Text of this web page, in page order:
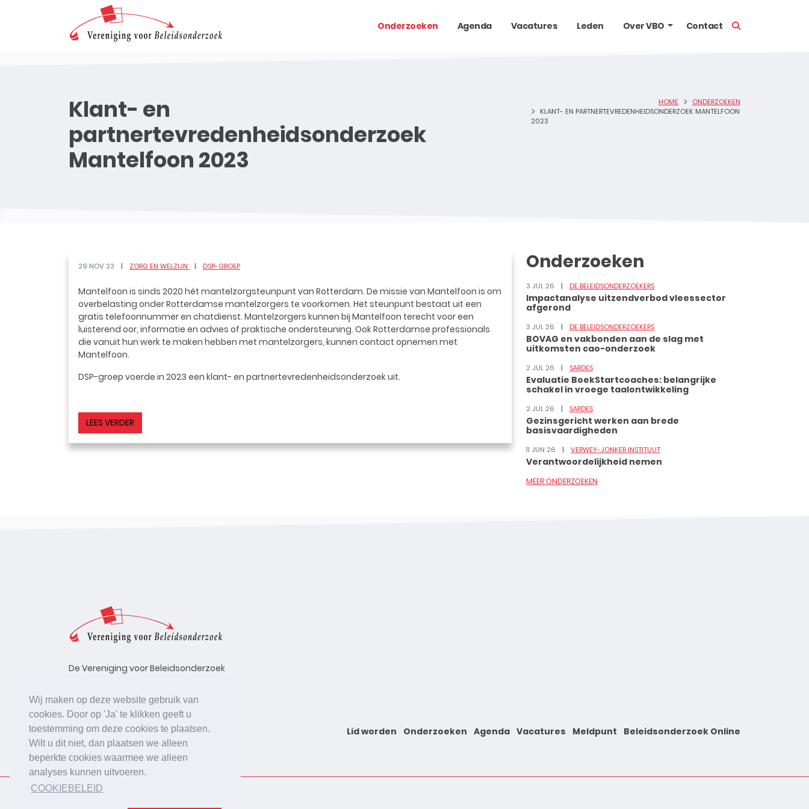
Wij maken op deze website gebruik van
cookies. Door op 'Ja' te klikken geeft u
toestemming om deze cookies te plaatsen.
Wilt u dit niet, dan plaatsen we alleen
beperkte cookies waarmee we alleen
analyses kunnen uitvoeren.
COOKIEBELEID
Onderzoeken Agenda Vacatures Leden Over VBO Contact
Klant- en
partnertevredenheidsonderzoek
Mantelfoon 2023
HOME
ONDERZOEKEN
KLANT- EN PARTNERTEVREDENHEIDSONDERZOEK MANTELFOON
2023
29 NOV 23 ZORG EN WELZIJN DSP-GROEP
Mantelfoon is sinds 2020 hét mantelzorgsteunpunt van Rotterdam. De missie van Mantelfoon is om
overbelasting onder Rotterdamse mantelzorgers te voorkomen. Het steunpunt bestaat uit een
gratis telefoonnummer en chatdienst. Mantelzorgers kunnen bij Mantelfoon terecht voor een
luisterend oor, informatie en advies of praktische ondersteuning. Ook Rotterdamse professionals
die vanuit hun werk te maken hebben met mantelzorgers, kunnen contact opnemen met
Mantelfoon.
DSP-groep voerde in 2023 een klant- en partnertevredenheidsonderzoek uit.
LEES VERDER
Onderzoeken
3 JUL 26 DE BELEIDSONDERZOEKERS
Impactanalyse uitzendverbod vleessector
afgerond
3 JUL 26 DE BELEIDSONDERZOEKERS
BOVAG en vakbonden aan de slag met
uitkomsten cao-onderzoek
2 JUL 26 SARDES
Evaluatie BoekStartcoaches: belangrijke
schakel in vroege taalontwikkeling
2 JUL 26 SARDES
Gezinsgericht werken aan brede
basisvaardigheden
11 JUN 26 VERWEY-JONKER INSTITUUT
Verantwoordelijkheid nemen
MEER ONDERZOEKEN
De Vereniging voor Beleidsonderzoek
bevorderen van beleidsonderzoek,
uitgevoerd in opdracht van
beleidsinstanties, uitvoerende
organisaties en bedrijfsleven.
Lid worden Onderzoeken Agenda Vacatures Meldpunt Beleidsonderzoek Online